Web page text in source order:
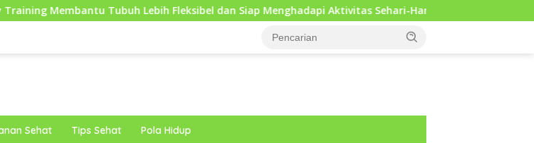
Lebih Fleksibel dan Siap Menghadapi Aktivitas Sehari-Hari Kebiasaan Harian yang
Sehat Tips Sehat Pola Hidup